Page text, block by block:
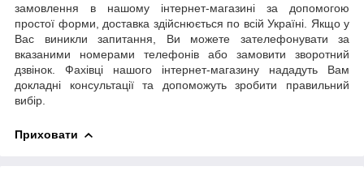
замовлення в нашому інтернет-магазині за допомогою
простої форми, доставка здійснюється по всій Україні. Якщо у
Вас виникли запитання, Ви можете зателефонувати за
вказаними номерами телефонів або замовити зворотний
дзвінок. Фахівці нашого інтернет-магазину нададуть Вам
докладні консультації та допоможуть зробити правильний
вибір.
Приховати